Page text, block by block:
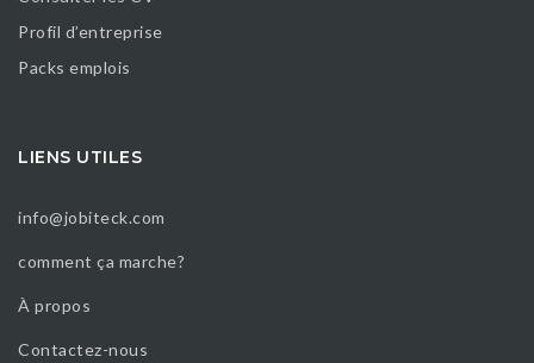
Profil d’entreprise
Packs emplois
LIENS UTILES
info@jobiteck.com
comment ça marche?
À propos
Contactez-nous